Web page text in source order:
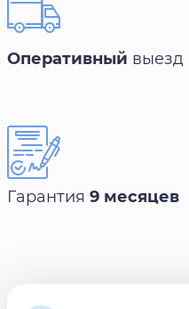
Оперативный выезд
Гарантия 9 месяцев